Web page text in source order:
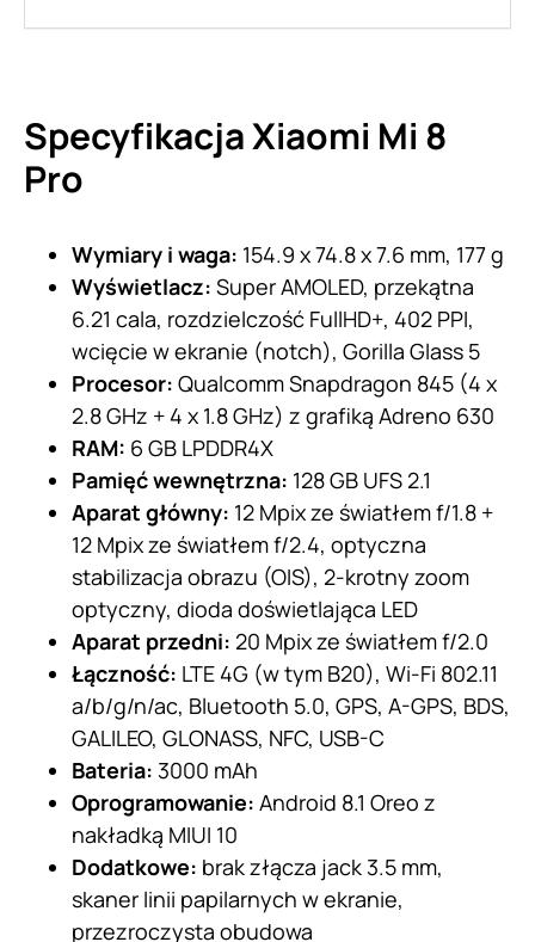
Specyfikacja Xiaomi Mi 8
Pro
Wymiary i waga: 154.9 x 74.8 x 7.6 mm, 177 g
Wyświetlacz: Super AMOLED, przekątna
6.21 cala, rozdzielczość FullHD+, 402 PPI,
wcięcie w ekranie (notch), Gorilla Glass 5
Procesor: Qualcomm Snapdragon 845 (4 x
2.8 GHz + 4 x 1.8 GHz) z grafiką Adreno 630
RAM: 6 GB LPDDR4X
Pamięć wewnętrzna: 128 GB UFS 2.1
Aparat główny: 12 Mpix ze światłem f/1.8 +
12 Mpix ze światłem f/2.4, optyczna
stabilizacja obrazu (OIS), 2-krotny zoom
optyczny, dioda doświetlająca LED
Aparat przedni: 20 Mpix ze światłem f/2.0
Łączność: LTE 4G (w tym B20), Wi-Fi 802.11
a/b/g/n/ac, Bluetooth 5.0, GPS, A-GPS, BDS,
GALILEO, GLONASS, NFC, USB-C
Bateria: 3000 mAh
Oprogramowanie: Android 8.1 Oreo z
nakładką MIUI 10
Dodatkowe: brak złącza jack 3.5 mm,
skaner linii papilarnych w ekranie,
przezroczysta obudowa